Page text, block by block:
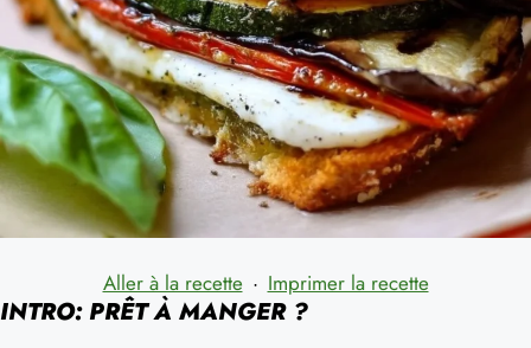
Aller à la recette · Imprimer la recette
INTRO: PRÊT À MANGER ?